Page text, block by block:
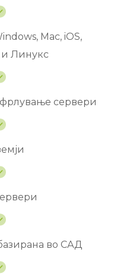
Mac, iOS,
Линукс
сервери
во САД